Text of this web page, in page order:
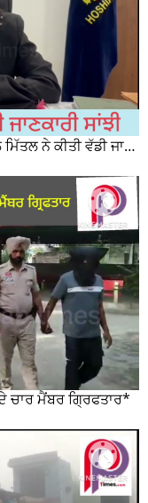
ਹੁਸ਼ਿਆਰਪੁਰ 'ਚ ਪੈਟਰੋਲ ਪੰਪਾਂ ਨੂੰ ਲੈ ਕੇ DC ਕੋਮਲ ਮਿੱਤਲ ਨੇ ਕੀਤੀ ਵੱਡੀ ਜਾਣਕਾਰੀ ਸਾਂਝੀ
ਚਾਰ ਮੈਂਬਰ ਗ੍ਰਿਫਤਾਰ*